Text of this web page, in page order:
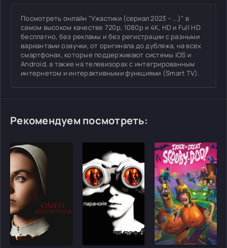
Посмотреть онлайн "Ужастики (сериал 2023 – ...)" в
самом высоком качестве 720p, 1080p и 4K, HD и Full HD
бесплатно, без рекламы и без регистрации с разными
вариантами озвучки, от оригинала до дубляжа, на всех
смартфонах, которые поддерживают системы iOS и
Android, а также на телевизорах с интегрированным
интернетом и интерактивными функциями (Smart TV).
Рекомендуем посмотреть:
[/xfgiven_cvh_poster_urlcvh_poster_url][/xfgiven_cvh_poster_urlcvh_poster_url]
[/